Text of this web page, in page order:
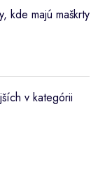
kde majú maškrty
v kategórii